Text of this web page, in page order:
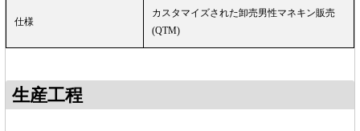
仕様
カスタマイズされた卸売男性マネキン販売
(QTM)
生産工程